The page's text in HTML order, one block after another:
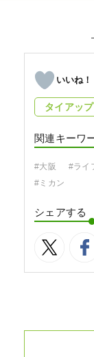
タイアップ
関連キーワ
#大阪 #ライ
#ミカン
シェアする